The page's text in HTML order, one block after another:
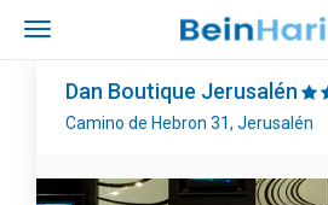
Dan Boutique Jerusalén
Camino de Hebron 31, Jerusalén